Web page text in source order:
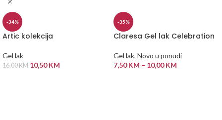
-34%
Artic kolekcija
Gel lak
16,00KM 10,50KM
-35%
Claresa Gel lak Celebration
Gel lak, Novo u ponudi
7,50KM – 10,00KM